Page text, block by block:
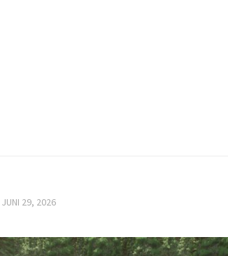
JUNI 29, 2026